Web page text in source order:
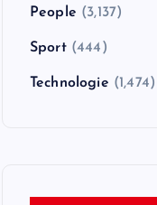
People (3,137)
Sport(444)
Technologie (1,474)